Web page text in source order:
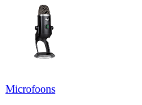
Microfoons